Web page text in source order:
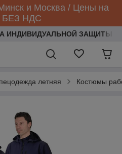
и Москва / Цены на
БЕЗ НДС
ИНДИВИДУАЛЬНОЙ ЗАЩИТЫ
летняя Костюмы